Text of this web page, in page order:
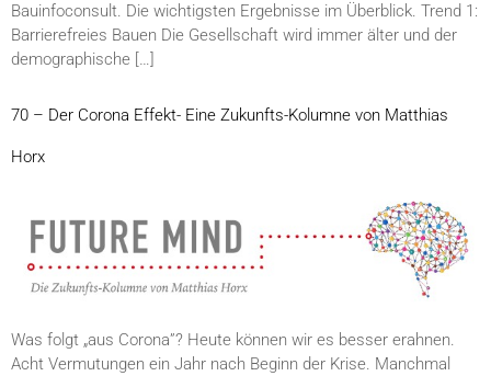
Bauinfoconsult. Die wichtigsten Ergebnisse im Überblick. Trend 1:
Barrierefreies Bauen Die Gesellschaft wird immer älter und der
demographische […]
70 – Der Corona Effekt- Eine Zukunfts-Kolumne von Matthias
Horx
Was folgt „aus Corona”? Heute können wir es besser erahnen.
Acht Vermutungen ein Jahr nach Beginn der Krise. Manchmal